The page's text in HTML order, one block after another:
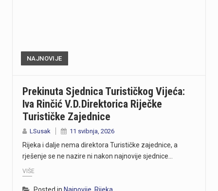
NAJNOVIJE
Prekinuta Sjednica Turističkog Vijeća:
Iva Rinčić V.d.direktorica Riječke
Turističke Zajednice
LSusak 11 svibnja, 2026
Rijeka i dalje nema direktora Turističke zajednice, a
rješenje se ne nazire ni nakon najnovije sjednice…
VIŠE